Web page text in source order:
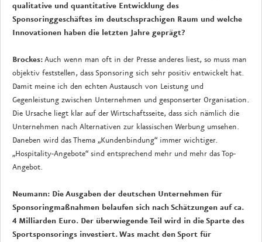
qualitative und quantitative Entwicklung des
Sponsoringgeschäftes im deutschsprachigen Raum und welche
Innovationen haben die letzten Jahre geprägt?
Brockes:Auch wenn man oft in der Presse anderes liest, so muss man
objektiv feststellen, dass Sponsoring sich sehr positiv entwickelt hat.
Damit meine ich den echten Austausch von Leistung und
Gegenleistung zwischen Unternehmen und gesponserter Organisation.
Die Ursache liegt klar auf der Wirtschaftsseite, dass sich nämlich die
Unternehmen nach Alternativen zur klassischen Werbung umsehen.
Daneben wird das Thema „Kundenbindung“ immer wichtiger.
„Hospitality-Angebote“ sind entsprechend mehr und mehr das Top-
Angebot.
Neumann: Die Ausgaben der deutschen Unternehmen für
Sponsoringmaßnahmen belaufen sich nach Schätzungen auf ca.
4 Milliarden Euro. Der überwiegende Teil wird in die Sparte des
Sportsponsorings investiert. Was macht den Sport für